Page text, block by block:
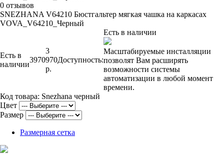
0 отзывов
SNEZHANA V64210 Бюстгальтер мягкая чашка на каркасах
VOVA_V64210_Черный
Есть в
наличии
3970
3
970
р.
Доступность:
Есть в наличии
Масштабируемые инсталляции
позволят Вам расширять
возможности системы
автоматизации в любой момент
времени.
Код товара: Snezhana черный
Цвет
Размер
Размерная сетка